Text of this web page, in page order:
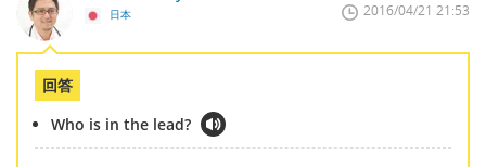
日本 2016/04/21 21:53
回答
Who is in the lead?